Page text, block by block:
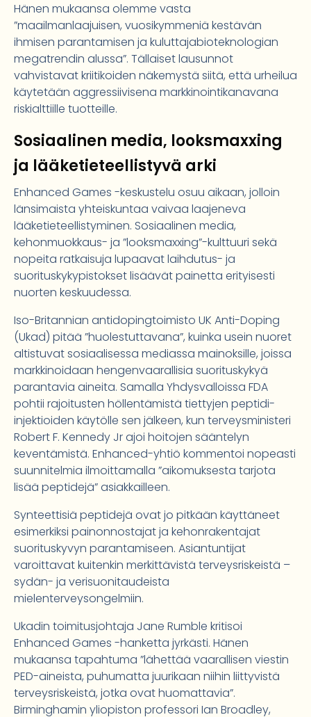
Hänen mukaansa olemme vasta
”maailmanlaajuisen, vuosikymmeniä kestävän
ihmisen parantamisen ja kuluttajabioteknologian
megatrendin alussa”. Tällaiset lausunnot
vahvistavat kriitikoiden näkemystä siitä, että urheilua
käytetään aggressiivisena markkinointikanavana
riskialttiille tuotteille.
Sosiaalinen media, looksmaxxing
ja lääketieteellistyvä arki
Enhanced Games -keskustelu osuu aikaan, jolloin
länsimaista yhteiskuntaa vaivaa laajeneva
lääketieteellistyminen. Sosiaalinen media,
kehonmuokkaus- ja ”looksmaxxing”-kulttuuri sekä
nopeita ratkaisuja lupaavat laihdutus- ja
suorituskykypistokset lisäävät painetta erityisesti
nuorten keskuudessa.
Iso-Britannian antidopingtoimisto UK Anti-Doping
(Ukad) pitää ”huolestuttavana”, kuinka usein nuoret
altistuvat sosiaalisessa mediassa mainoksille, joissa
markkinoidaan hengenvaarallisia suorituskykyä
parantavia aineita. Samalla Yhdysvalloissa FDA
pohtii rajoitusten höllentämistä tiettyjen peptidi-
injektioiden käytölle sen jälkeen, kun terveysministeri
Robert F. Kennedy Jr ajoi hoitojen sääntelyn
keventämistä. Enhanced-yhtiö kommentoi nopeasti
suunnitelmia ilmoittamalla ”aikomuksesta tarjota
lisää peptidejä” asiakkailleen.
Synteettisiä peptidejä ovat jo pitkään käyttäneet
esimerkiksi painonnostajat ja kehonrakentajat
suorituskyvyn parantamiseen. Asiantuntijat
varoittavat kuitenkin merkittävistä terveysriskeistä –
sydän- ja verisuonitaudeista
mielenterveysongelmiin.
Ukadin toimitusjohtaja Jane Rumble kritisoi
Enhanced Games -hanketta jyrkästi. Hänen
mukaansa tapahtuma ”lähettää vaarallisen viestin
PED-aineista, puhumatta juurikaan niihin liittyvistä
terveysriskeistä, jotka ovat huomattavia”.
Birminghamin yliopiston professori Ian Broadley,